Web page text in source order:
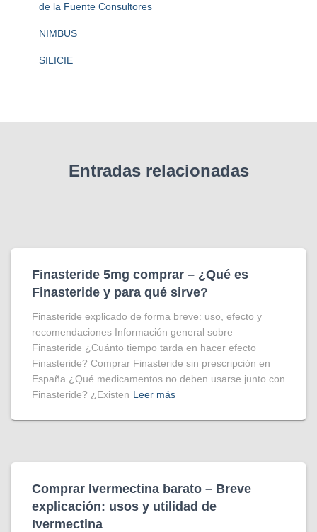
de la Fuente Consultores
NIMBUS
SILICIE
Entradas relacionadas
Finasteride 5mg comprar – ¿Qué es
Finasteride y para qué sirve?
Finasteride explicado de forma breve: uso, efecto y
recomendaciones Información general sobre
Finasteride ¿Cuánto tiempo tarda en hacer efecto
Finasteride? Comprar Finasteride sin prescripción en
España ¿Qué medicamentos no deben usarse junto con
Finasteride? ¿Existen Leer más
Comprar Ivermectina​ barato – Breve
explicación: usos y utilidad de
Ivermectina